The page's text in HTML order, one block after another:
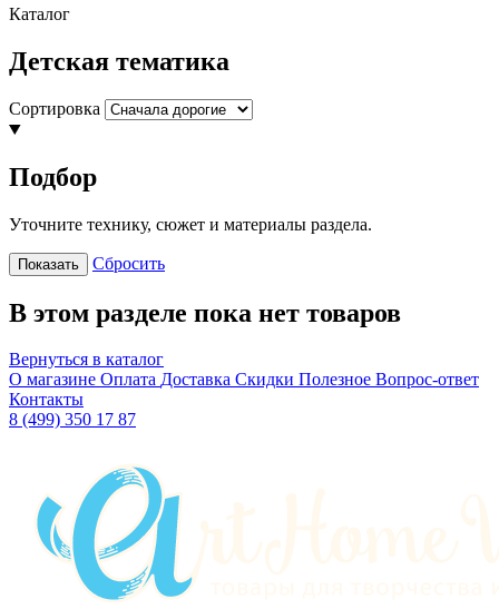
Каталог
Детская тематика
Сортировка
Подбор
Уточните технику, сюжет и материалы раздела.
Показать Сбросить
В этом разделе пока нет товаров
Вернуться в каталог
О магазине Оплата Доставка Скидки Полезное Вопрос-ответ
Контакты
8 (499) 350 17 87